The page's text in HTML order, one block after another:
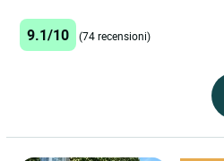
9.1/10 (74 recensioni)